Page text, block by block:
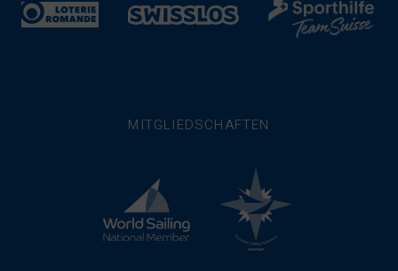
MITGLIEDSCHAFTEN